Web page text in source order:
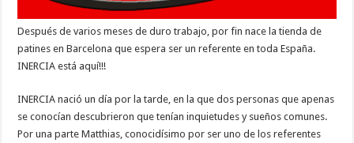
Después de varios meses de duro trabajo, por fin nace la tienda de
patines en Barcelona que espera ser un referente en toda España.
INERCIA está aquí!!!
INERCIA nació un día por la tarde, en la que dos personas que apenas
se conocían descubrieron que tenían inquietudes y sueños comunes.
Por una parte Matthias, conocidísimo por ser uno de los referentes